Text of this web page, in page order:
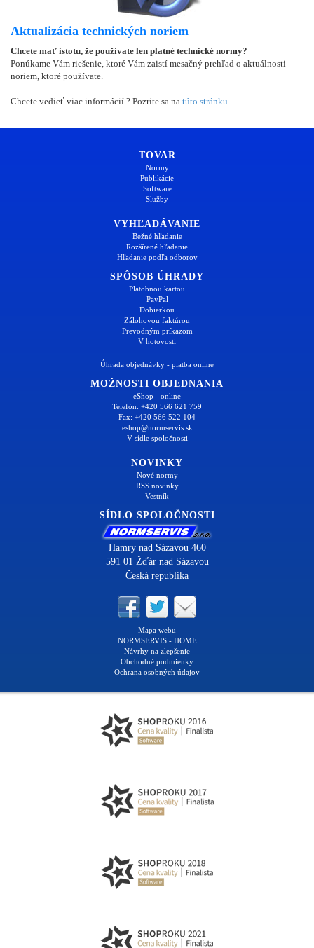
Aktualizácia technických noriem
Chcete mať istotu, že používate len platné technické normy?
Ponúkame Vám riešenie, ktoré Vám zaistí mesačný prehľad o aktuálnosti
noriem, ktoré používate.
Chcete vedieť viac informácií ? Pozrite sa na túto stránku
TOVAR
Normy
Publikácie
Software
Služby
VYHĽADÁVANIE
Bežné hľadanie
Rozšírené hľadanie
Hľadanie podľa odborov
SPÔSOB ÚHRADY
Platobnou kartou
PayPal
Dobierkou
Zálohovou faktúrou
Prevodným príkazom
V hotovosti
Úhrada objednávky - platba online
MOŽNOSTI OBJEDNANIA
eShop - online
Telefón: +420 566 621 759
Fax: +420 566 522 104
eshop@normservis.sk
V sídle spoločnosti
NOVINKY
Nové normy
RSS novinky
Vestník
SÍDLO SPOLOČNOSTI
Hamry nad Sázavou 460
591 01 Žďár nad Sázavou
Česká republika
Mapa webu
NORMSERVIS - HOME
Návrhy na zlepšenie
Obchodné podmienky
Ochrana osobných údajov